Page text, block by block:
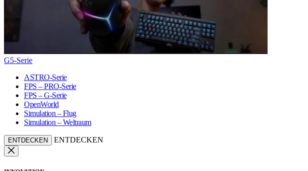
G5-Serie
ASTRO-Serie
FPS – PRO-Serie
FPS – G-Serie
OpenWorld
Simulation – Flug
Simulation – Weltraum
ENTDECKEN ENTDECKEN